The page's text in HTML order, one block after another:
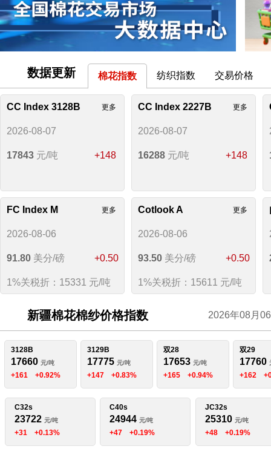
数据更新 棉花指数 纺织指数 交易价格
CC Index 3128B 更多
2026-08-07
17843 元/吨 +148
CC Index 2227B 更多
2026-08-07
16288 元/吨 +148
FC Index M 更多
2026-08-06
91.80 美分/磅 +0.50
1%关税折：15331 元/吨
Cotlook A 更多
2026-08-06
93.50 美分/磅 +0.50
1%关税折：15611 元/吨
新疆棉花棉纱价格指数 2026年08月
3128B
17660 元/吨
+161 +0.92%
3129B
17775 元/吨
+147 +0.83%
双28
17653 元/吨
+165 +0.94%
双29
17760
+162
C32s
23722 元/吨
+31 +0.13%
C40s
24944元/吨
+47 +0.19%
JC32s
25310 元/吨
+48 +0.19%